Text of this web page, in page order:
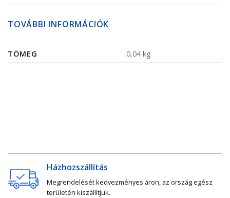
TOVÁBBI INFORMÁCIÓK
TÖMEG 0,04 kg
Házhozszállítás
Megrendelését kedvezményes áron, az ország egész
területén kiszállítjuk.